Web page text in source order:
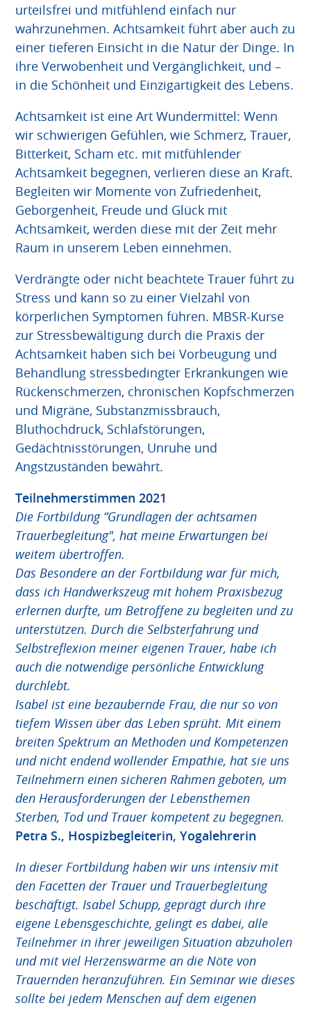
urteilsfrei und mitfühlend einfach nur
wahrzunehmen. Achtsamkeit führt aber auch zu
einer tieferen Einsicht in die Natur der Dinge. In
ihre Verwobenheit und Vergänglichkeit, und –
in die Schönheit und Einzigartigkeit des Lebens.
Achtsamkeit ist eine Art Wundermittel: Wenn
wir schwierigen Gefühlen, wie Schmerz, Trauer,
Bitterkeit, Scham etc. mit mitfühlender
Achtsamkeit begegnen, verlieren diese an Kraft.
Begleiten wir Momente von Zufriedenheit,
Geborgenheit, Freude und Glück mit
Achtsamkeit, werden diese mit der Zeit mehr
Raum in unserem Leben einnehmen.
Verdrängte oder nicht beachtete Trauer führt zu
Stress und kann so zu einer Vielzahl von
körperlichen Symptomen führen. MBSR-Kurse
zur Stressbewältigung durch die Praxis der
Achtsamkeit haben sich bei Vorbeugung und
Behandlung stressbedingter Erkrankungen wie
Rückenschmerzen, chronischen Kopfschmerzen
und Migräne, Substanzmissbrauch,
Bluthochdruck, Schlafstörungen,
Gedächtnisstörungen, Unruhe und
Angstzuständen bewährt.
Teilnehmerstimmen 2021
Die Fortbildung “Grundlagen der achtsamen
Trauerbegleitung", hat meine Erwartungen bei
weitem übertroffen.
Das Besondere an der Fortbildung war für mich,
dass ich Handwerkszeug mit hohem Praxisbezug
erlernen durfte, um Betroffene zu begleiten und zu
unterstützen. Durch die Selbsterfahrung und
Selbstreflexion meiner eigenen Trauer, habe ich
auch die notwendige persönliche Entwicklung
durchlebt.
Isabel ist eine bezaubernde Frau, die nur so von
tiefem Wissen über das Leben sprüht. Mit einem
breiten Spektrum an Methoden und Kompetenzen
und nicht endend wollender Empathie, hat sie uns
Teilnehmern einen sicheren Rahmen geboten, um
den Herausforderungen der Lebensthemen
Sterben, Tod und Trauer kompetent zu begegnen.
Petra S., Hospizbegleiterin, Yogalehrerin
In dieser Fortbildung haben wir uns intensiv mit
den Facetten der Trauer und Trauerbegleitung
beschäftigt. Isabel Schupp, geprägt durch ihre
eigene Lebensgeschichte, gelingt es dabei, alle
Teilnehmer in ihrer jeweiligen Situation abzuholen
und mit viel Herzenswärme an die Nöte von
Trauernden heranzuführen. Ein Seminar wie dieses
sollte bei jedem Menschen auf dem eigenen